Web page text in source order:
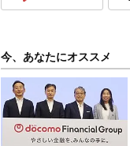
今、あなたにオススメ